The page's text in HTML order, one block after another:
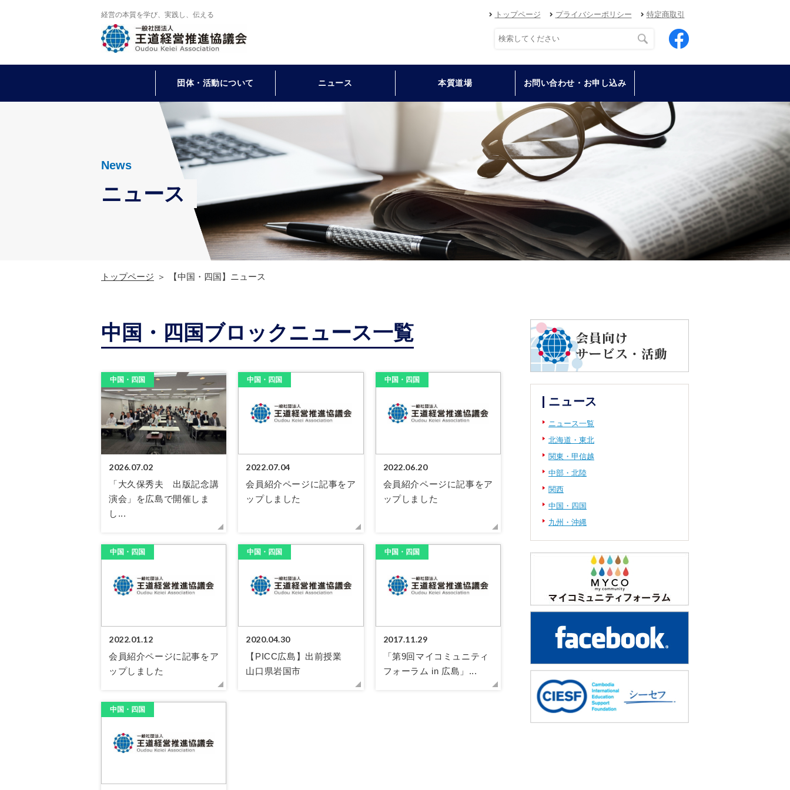
経営の本質を学び、実践し、伝える トップページ プライバシーポリシー 特定商取引
団体・活動について ニュース 本質道場 お問い合わせ・お申し込み
News
ニュース
トップページ 【中国・四国】ニュース
中国・四国ブロックニュース一覧
中国・四国
2026.07.02
「大久保秀夫 出版記念講
演会」を広島で開催しま
し...
中国・四国
2022.07.04
会員紹介ページに記事をア
ップしました
中国・四国
2022.06.20
会員紹介ページに記事をア
ップしました
中国・四国
2022.01.12
会員紹介ページに記事をア
ップしました
中国・四国
2020.04.30
【PICC広島】出前授業
山口県岩国市
中国・四国
2017.11.29
「第9回マイコミュニティ
フォーラム in 広島」...
中国・四国
ニュース
ニュース一覧
北海道・東北
関東・甲信越
中部・北陸
関西
中国・四国
九州・沖縄